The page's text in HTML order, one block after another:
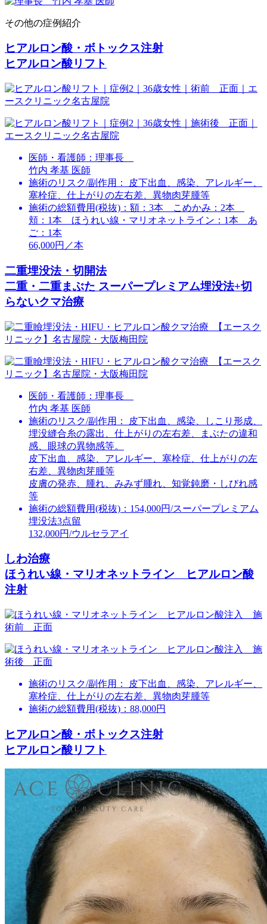
その他の症例紹介
ヒアルロン酸・ボトックス注射
ヒアルロン酸リフト
医師・看護師： 理事長
竹内 孝基 医師
施術のリスク/副作用：
皮下出血、感染、アレルギー、
塞栓症、仕上がりの左右差、異物肉芽腫等
施術の総額費用(税抜)： 額：3本 こめかみ：2本
頬：1本 ほうれい線・マリオネットライン：1本 あ
ご：1本
66,000円／本
二重埋没法・切開法
二重・二重まぶた スーパープレミアム埋没法+切
らないクマ治療
医師・看護師： 理事長
竹内 孝基 医師
施術のリスク/副作用：
皮下出血、感染、しこり形成、
埋没縫合糸の露出、仕上がりの左右差、まぶたの違和
感、眼球の異物感等。
皮下出血、感染、アレルギー、塞栓症、仕上がりの左
右差、異物肉芽腫等
皮膚の発赤、腫れ、みみず腫れ、知覚鈍磨・しびれ感
等
施術の総額費用(税抜)： 154,000円/スーパープレミアム
埋没法3点留
132,000円/ウルセラアイ
しわ治療
ほうれい線・マリオネットライン ヒアルロン酸
注射
施術のリスク/副作用：
皮下出血、感染、アレルギー、
塞栓症、仕上がりの左右差、異物肉芽腫等
施術の総額費用(税抜)： 88,000円
ヒアルロン酸・ボトックス注射
ヒアルロン酸リフト